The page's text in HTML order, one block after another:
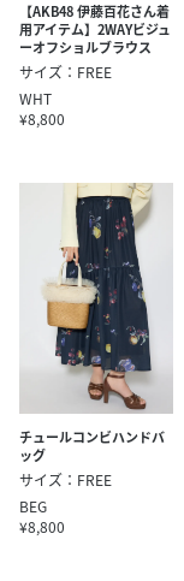
【AKB48 伊藤百花さん着
用アイテム】2WAYビジュ
ーオフショルブラウス
サイズ：FREE
WHT
¥8,800
チュールコンビハンドバ
ッグ
サイズ：FREE
BEG
¥8,800